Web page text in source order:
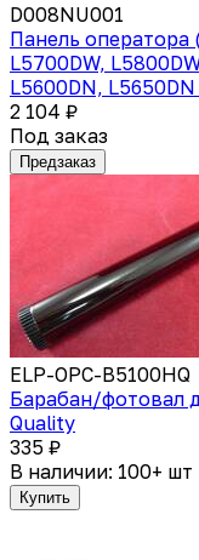
D008NU001
Панель оператора
L5700DW,
L5600DN,
2 104 ₽
Под заказ
Предзаказ
ELP-OPC-B5100HQ
Барабан/фотовал
Quality
335 ₽
В наличии: 100+ шт
Купить